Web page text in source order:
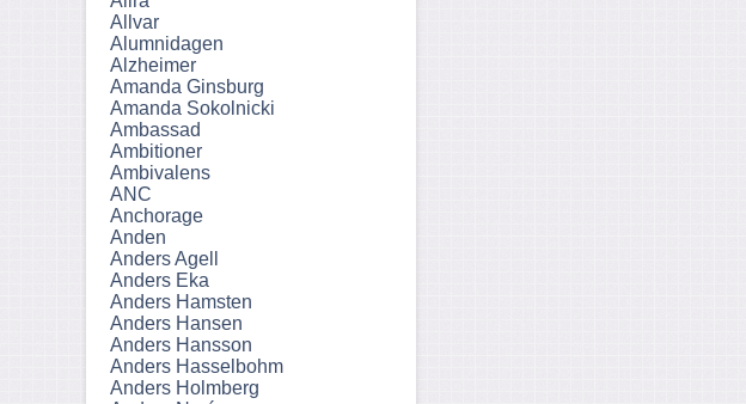
Allvar
Alumnidagen
Alzheimer
Amanda Ginsburg
Amanda Sokolnicki
Ambassad
Ambitioner
Ambivalens
ANC
Anchorage
Anden
Anders Agell
Anders Eka
Anders Hamsten
Anders Hansen
Anders Hansson
Anders Hasselbohm
Anders Holmberg